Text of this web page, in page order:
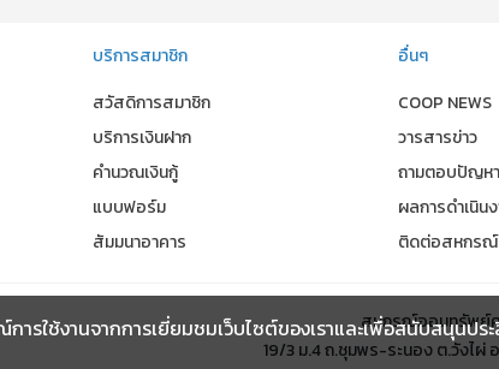
บริการสมาชิก
สวัสดิการสมาชิก
บริการเงินฝาก
คำนวณเงินกู้
แบบฟอร์ม
สัมมนาอาคาร
อื่นๆ
COOP NEWS
วารสารข่าว
ถามตอบปัญหา
ผลการดำเนิน
ติดต่อสหกรณ์
สหกรณ์ออมทรัพย์
19/3 ม.4 ถ.ชุมพร-ระนอง ต.วังไผ่
รใช้งานจากการเยี่ยมชมเว็บไซต์ของเราและเพื่อสนับสนุนปร